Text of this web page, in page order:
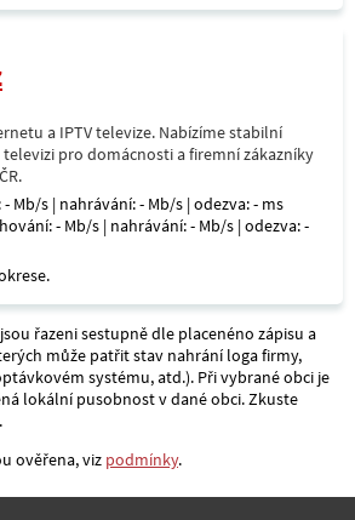
a IPTV televize. Nabízíme stabilní
pro domácnosti a firemní zákazníky
Mb/s | nahrávání: - Mb/s | odezva: - ms
- Mb/s | nahrávání: - Mb/s | odezva: -
řazeni sestupně dle placenéno zápisu a
může patřit stav nahrání loga firmy,
systému, atd.). Při vybrané obci je
lokální pusobnost v dané obci. Zkuste
ověřena, viz podmínky.